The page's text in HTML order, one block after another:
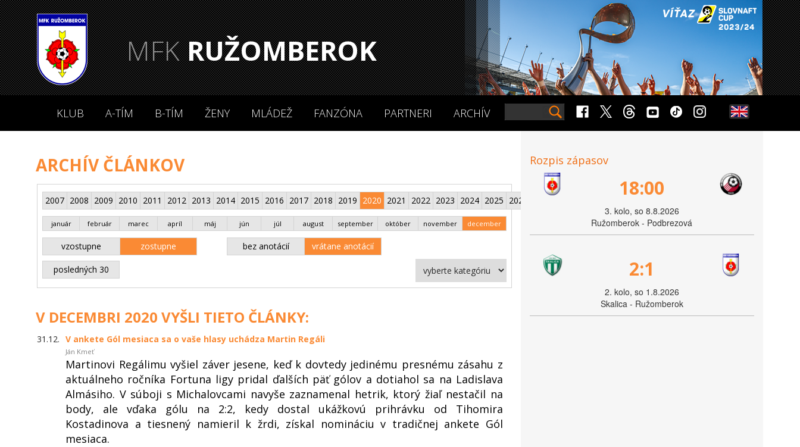
MFKRUŽOMBEROK
KLUB A-TÍM B-TÍM ŽENY MLÁDEŽ FANZÓNA PARTNERI ARCHÍV
ARCHÍV ČLÁNKOV
2007 2008 2009 2010 2011 2012 2013 2014 2015 2016 2017 2018 2019 2020 2021 2022 2023 2024 2025 2026
január február marec apríl máj jún júl august september október november december
vzostupne zostupne bez anotácií vrátane anotácií
posledných 30
V DECEMBRI 2020 VYŠLI TIETO ČLÁNKY:
31.12. V ankete Gól mesiaca sa o vaše hlasy uchádza Martin Regáli
Ján Kmeť
Martinovi Regálimu vyšiel záver jesene, keď k dovtedy jedinému presnému zásahu z
aktuálneho ročníka Fortuna ligy pridal ďalších päť gólov a dotiahol sa na Ladislava
Almásiho. V súboji s Michalovcami navyše zaznamenal hetrik, ktorý žiaľ nestačil na
body, ale vďaka gólu na 2:2, kedy dostal ukážkovú prihrávku od Tihomira
Kostadinova a tiesnený namieril k žrdi, získal nomináciu v tradičnej ankete Gól
mesiaca.
Rozpis zápasov
18:00
3. kolo, so 8.8.2026
Ružomberok - Podbrezová
2:1
2. kolo, so 1.8.2026
Skalica - Ružomberok